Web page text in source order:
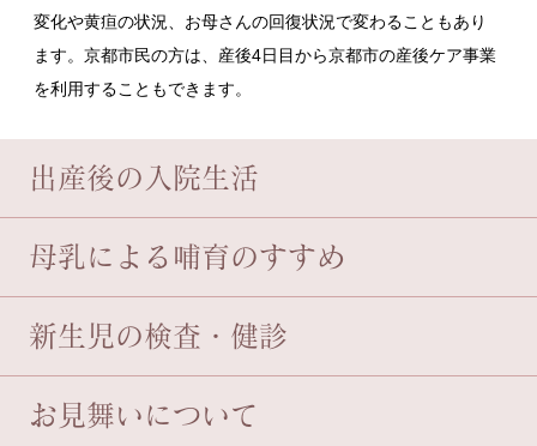
出産後の入院生活
母乳による哺育のすすめ
新生児の検査・健診
お見舞いについて
変化や黄疸の状況、お母さんの回復状況で変わることもあり
ます。京都市民の方は、産後4日目から京都市の産後ケア事業
を利用することもできます。